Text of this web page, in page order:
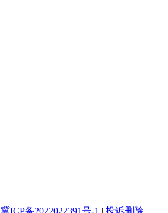
冀ICP备2022022391号-1 | 投诉删除